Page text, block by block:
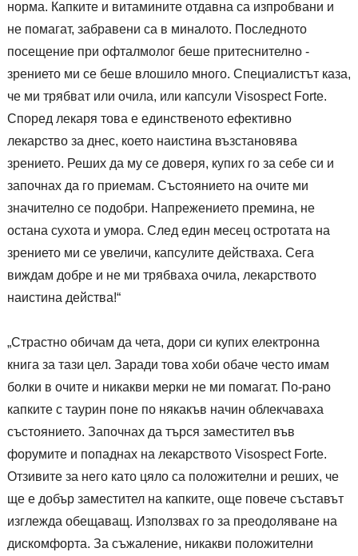
норма. Капките и витамините отдавна са изпробвани и
не помагат, забравени са в миналото. Последното
посещение при офталмолог беше притеснително -
зрението ми се беше влошило много. Специалистът каза,
че ми трябват или очила, или капсули Visospect Forte.
Според лекаря това е единственото ефективно
лекарство за днес, което наистина възстановява
зрението. Реших да му се доверя, купих го за себе си и
започнах да го приемам. Състоянието на очите ми
значително се подобри. Напрежението премина, не
остана сухота и умора. След един месец остротата на
зрението ми се увеличи, капсулите действаха. Сега
виждам добре и не ми трябваха очила, лекарството
наистина действа!“
„Страстно обичам да чета, дори си купих електронна
книга за тази цел. Заради това хоби обаче често имам
болки в очите и никакви мерки не ми помагат. По-рано
капките с таурин поне по някакъв начин облекчаваха
състоянието. Започнах да търся заместител във
форумите и попаднах на лекарството Visospect Forte.
Отзивите за него като цяло са положителни и реших, че
ще е добър заместител на капките, още повече съставът
изглежда обещаващ. Използвах го за преодоляване на
дискомфорта. За съжаление, никакви положителни